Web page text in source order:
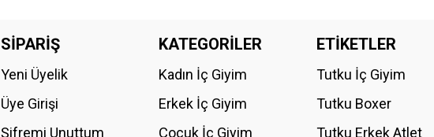
Bu ürüne ilk yorumu siz yapın!
SİPARİŞ
Yeni Üyelik
Üye Girişi
Şifremi Unuttum
KATEGORİLER
Kadın İç Giyim
Erkek İç Giyim
Çocuk İç Giyim
ETİKETLER
Tutku İç Giyim
Tutku Boxer
Tutku Erkek Atlet